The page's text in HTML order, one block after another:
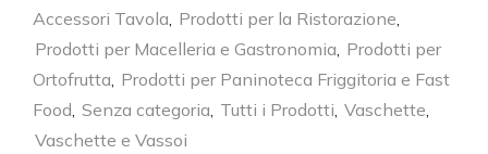
Accessori Tavola Prodotti per la Ristorazione
Prodotti per Macelleria e Gastronomia Prodotti per
Ortofrutta Prodotti per Paninoteca Friggitoria e Fast
Food Senza categoria Tutti i Prodotti Vaschette
Vaschette e Vassoi